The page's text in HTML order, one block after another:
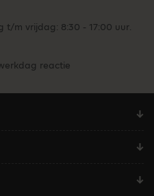
t/m vrijdag: 8:30 - 17:00 uur.
reactie